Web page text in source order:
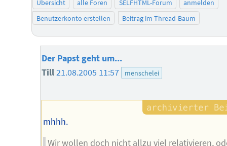
Übersicht alle Foren SELFHTML-Forum
anmelden
Benutzerkonto erstellen
Beitrag im Thread-Baum
Der Papst geht um...
Till21.08.2005 11:57 menschelei
mhhh.
Wir wollen doch nicht allzu viel relativieren,